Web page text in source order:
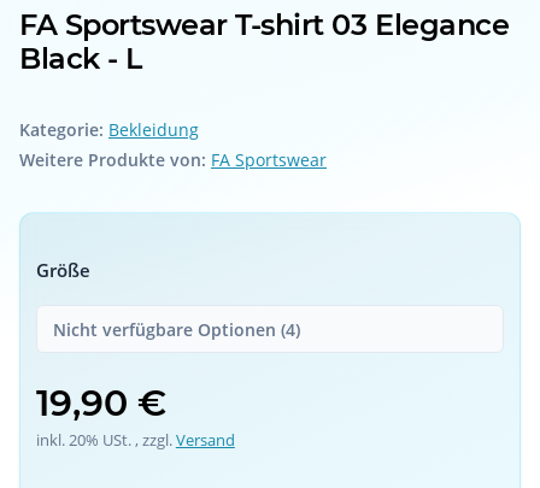
FA Sportswear T-shirt 03 Elegance
Black - L
Kategorie: Bekleidung
Weitere Produkte von: FA Sportswear
Größe
Nicht verfügbare Optionen (4)
19,90 €
inkl. 20% USt. , zzgl.Versand